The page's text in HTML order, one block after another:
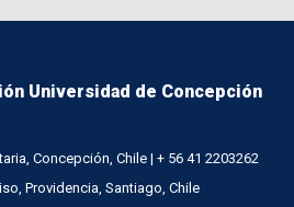
Universidad de Concepción
Concepción, Chile | + 56 41 2203262
Providencia, Santiago, Chile